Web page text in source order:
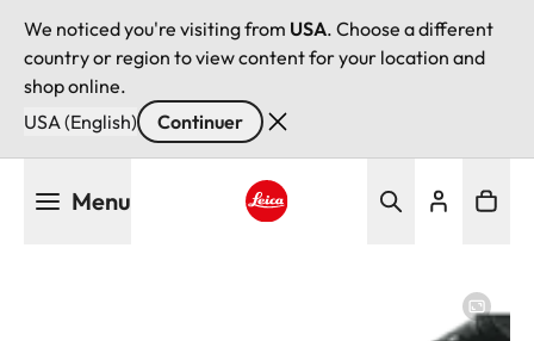
We noticed you're visiting from USA. Choose a different
country or region to view content for your location and
shop online.
USA (English)
Continuer
Menu